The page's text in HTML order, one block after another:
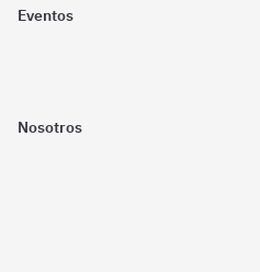
Eventos
Nosotros